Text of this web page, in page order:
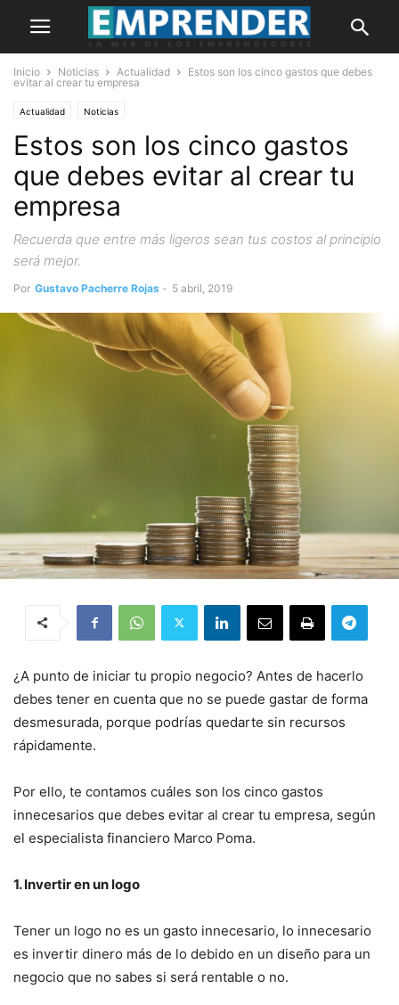
Inicio Noticias Actualidad
Estos son los cinco gastos que debes
evitar al crear tu empresa
Actualidad Noticias
Estos son los cinco gastos
que debes evitar al crear tu
empresa
Recuerda que entre más ligeros sean tus costos al principio
será mejor.
Por Gustavo Pacherre Rojas - 5 abril, 2019
¿A punto de iniciar tu propio negocio? Antes de hacerlo
debes tener en cuenta que no se puede gastar de forma
desmesurada, porque podrías quedarte sin recursos
rápidamente.
Por ello, te contamos cuáles son los cinco gastos
innecesarios que debes evitar al crear tu empresa, según
el especialista financiero Marco Poma.
1. Invertir en un logo
Tener un logo no es un gasto innecesario, lo innecesario
es invertir dinero más de lo debido en un diseño para un
negocio que no sabes si será rentable o no.